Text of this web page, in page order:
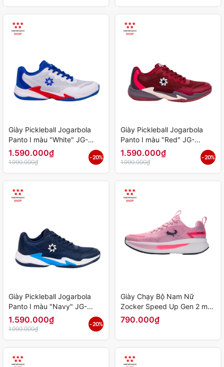
Giày Pickleball Jogarbola
Panto I màu "White" JG-
Panto-03 - Hàng Chính
Hãng
1.590.000₫
1.990.000₫
- 20%
Giày Pickleball Jogarbola
Panto I màu "Red" JG-
Panto-02 - Hàng Chính Hãng
1.590.000₫
1.990.000₫
- 20%
Giày Pickleball Jogarbola
Panto I màu "Navy" JG-
Panto-01 - Hàng Chính Hãng
1.590.000₫
1.990.000₫
- 20%
Giày Chạy Bộ Nam Nữ
Zocker Speed Up Gen 2 màu
"Hồng" Z-SU-G2-07 - Hàng
Chính Hãng
790.000₫